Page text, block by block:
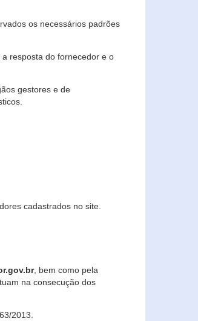
os necessários padrões
resposta do fornecedor e o
gestores e de
cadastrados no site.
, bem como pela
na consecução dos
2013.